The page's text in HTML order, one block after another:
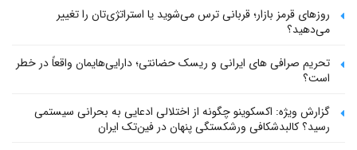
روزهای قرمز بازار؛ قربانی ترس می‌شوید یا استراتژی‌تان را تغییر
می‌دهید؟
تحریم صرافی های ایرانی و ریسک حضانتی؛ دارایی‌هایمان واقعاً در خطر
است؟
گزارش ویژه: اکسکوینو چگونه از اختلالی ادعایی به بحرانی سیستمی
رسید؟ کالبدشکافی ورشکستگی پنهان در فین‌تک ایران